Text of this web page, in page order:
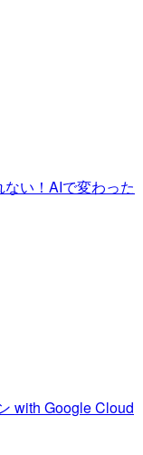
い！AIで変わった
with Google Cloud